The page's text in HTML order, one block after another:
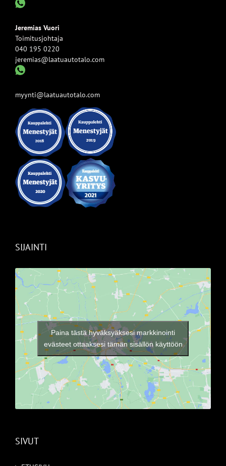
Jeremias Vuori
Toimitusjohtaja
040 195 0220
jeremias@laatuautotalo.com
myynti@laatuautotalo.com
SIJAINTI
Paina tästä hyväksyäksesi markkinointi
evästeet ottaaksesi tämän sisällön käyttöön
SIVUT